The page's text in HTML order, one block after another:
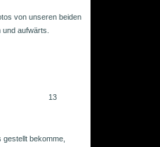
von unseren beiden
aufwärts.
13
bekomme,